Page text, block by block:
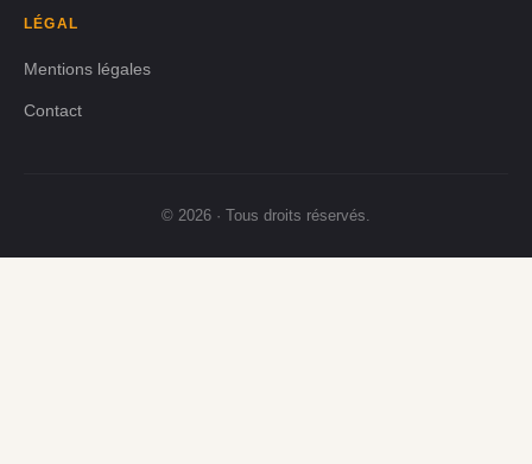
LÉGAL
Mentions légales
Contact
© 2026 · Tous droits réservés.